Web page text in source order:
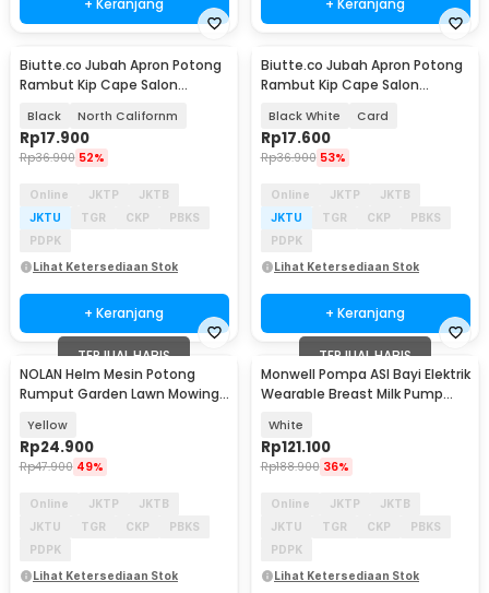
Biutte.co Jubah Apron Potong
Rambut Kip Cape Salon
Black North Californm
Rp17.900
Rp36.900 52%
Online JKTP
JKTB
JKTU
TGR CKP
PBKS
PDPK
Lihat Ketersediaan Stok
+ Keranjang
Biutte.co Jubah Apron Potong
Rambut Kip Cape Salon
Black White Card
Rp17.600
Rp36.900 53%
Online JKTP
JKTB
JKTU
TGR CKP
PBKS
PDPK
Lihat Ketersediaan Stok
+ Keranjang
TERJUAL HABIS
NOLAN Helm Mesin Potong
Rumput Garden Lawn Mowing
Yellow
Rp24.900
Rp47.900 49%
Online JKTP
JKTB
JKTU
TGR CKP
PBKS
PDPK
Lihat Ketersediaan Stok
TERJUAL HABIS
Monwell Pompa ASI Bayi Elektrik
Wearable Breast Milk Pump
White
Rp121.100
Rp188.900 36%
Online JKTP
JKTB
JKTU
TGR CKP
PBKS
PDPK
Lihat Ketersediaan Stok